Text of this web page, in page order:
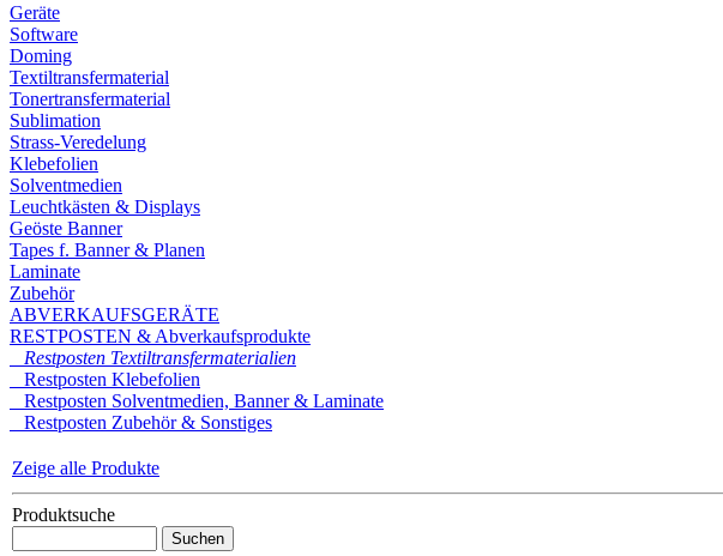
Geräte
Software
Doming
Textiltransfermaterial
Tonertransfermaterial
Sublimation
Strass-Veredelung
Klebefolien
Solventmedien
Leuchtkästen & Displays
Geöste Banner
Tapes f. Banner & Planen
Laminate
Zubehör
ABVERKAUFSGERÄTE
RESTPOSTEN & Abverkaufsprodukte
Restposten Textiltransfermaterialien
Restposten Klebefolien
Restposten Solventmedien, Banner & Laminate
Restposten Zubehör & Sonstiges
Zeige alle Produkte
Produktsuche